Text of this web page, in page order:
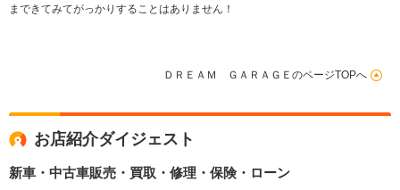
まできてみてがっかりすることはありません！
ＤＲＥＡＭ ＧＡＲＡＧＥのページTOPへ
お店紹介ダイジェスト
新車・中古車販売・買取・修理・保険・ローン